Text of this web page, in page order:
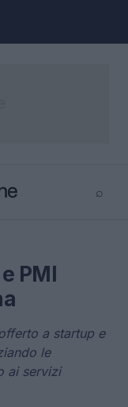
⌕
PMI
a startup e
le
ai servizi